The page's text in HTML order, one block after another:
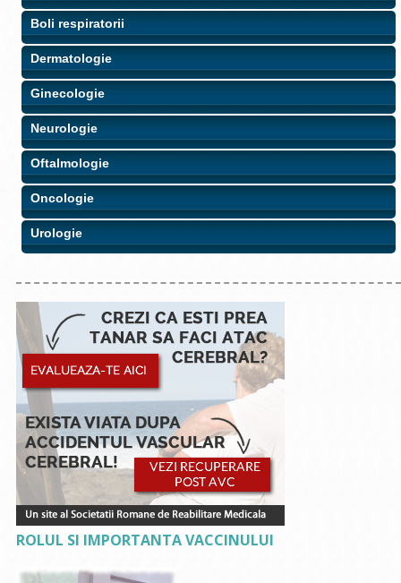
Boli respiratorii
Dermatologie
Ginecologie
Neurologie
Oftalmologie
Oncologie
Urologie
ROLUL SI IMPORTANTA VACCINULUI